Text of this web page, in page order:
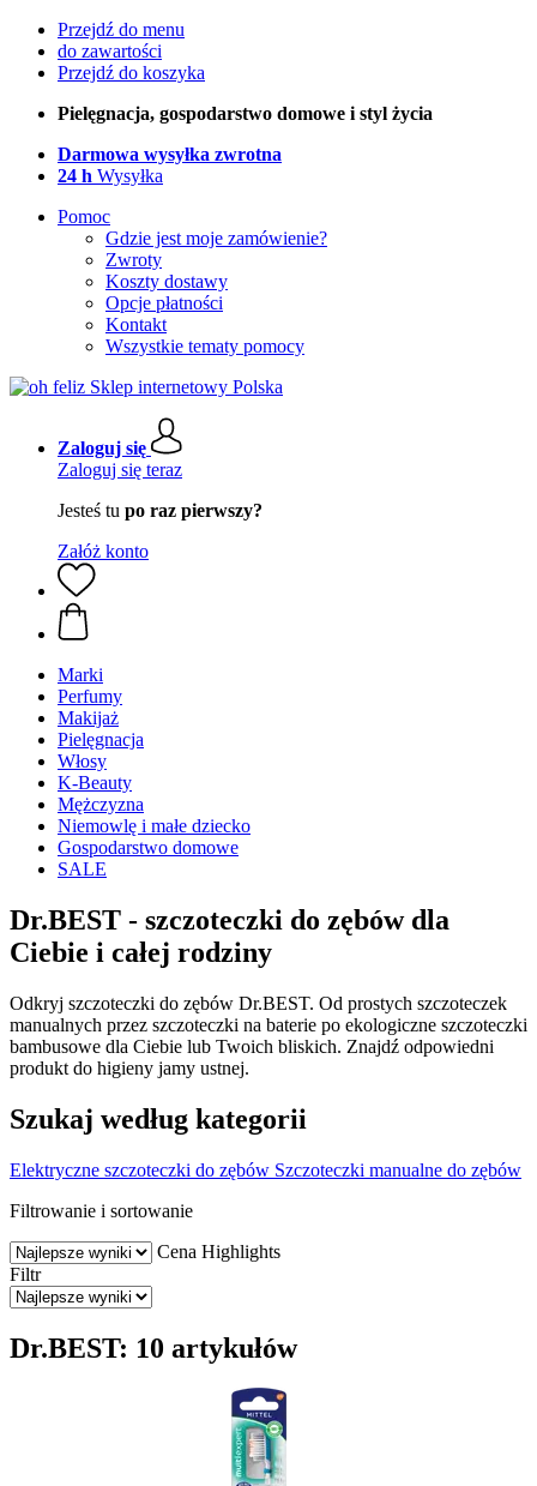
Przejdź do menu
do zawartości
Przejdź do koszyka
Pielęgnacja, gospodarstwo domowe i styl życia
Darmowa wysyłka zwrotna
24 h Wysyłka
Pomoc
Gdzie jest moje zamówienie?
Zwroty
Koszty dostawy
Opcje płatności
Kontakt
Wszystkie tematy pomocy
Zaloguj się
Zaloguj się teraz
Jesteś tu po raz pierwszy?
Załóż konto
Marki
Perfumy
Makijaż
Pielęgnacja
Włosy
K-Beauty
Mężczyzna
Niemowlę i małe dziecko
Gospodarstwo domowe
SALE
Dr.BEST - szczoteczki do zębów dla
Ciebie i całej rodziny
Odkryj szczoteczki do zębów Dr.BEST. Od prostych szczoteczek
manualnych przez szczoteczki na baterie po ekologiczne szczoteczki
bambusowe dla Ciebie lub Twoich bliskich. Znajdź odpowiedni
produkt do higieny jamy ustnej.
Szukaj według kategorii
Elektryczne szczoteczki do zębów Szczoteczki manualne do zębów
Filtrowanie i sortowanie
Cena Highlights
Filtr
Dr.BEST: 10 artykułów